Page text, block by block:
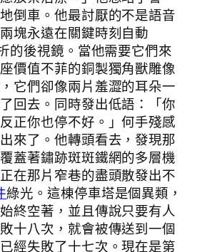
倒車。他最討厭的不是語音
塊永遠在關鍵時刻自動
的後視鏡。當他需要它們來
價值不菲的銅製獨角獸雕像
它們卻像兩片羞澀的耳朵一
回去。同時發出低語：「你
正你也停不好。」何手殘感
來了。他轉頭看去，發現那
蓋著鏽跡斑斑鐵網的多層機
在那片窄巷的盡頭散發出不
綠光。這棟停車塔是個異類，
終空著，並且傳說只要有人
十八次，就會被傳送到一個
經失敗了十七次。現在是第